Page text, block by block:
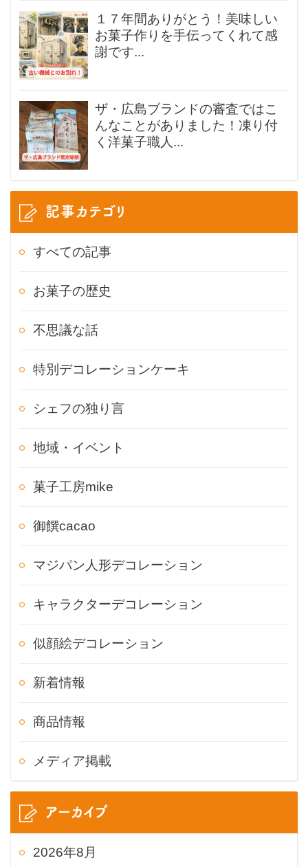
１７年間ありがとう！美味しい
お菓子作りを手伝ってくれて感
謝です...
ザ・広島ブランドの審査ではこ
んなことがありました！凍り付
く洋菓子職人...
記事カテゴリ
すべての記事
お菓子の歴史
不思議な話
特別デコレーションケーキ
シェフの独り言
地域・イベント
菓子工房mike
御饌cacao
マジパン人形デコレーション
キャラクターデコレーション
似顔絵デコレーション
新着情報
商品情報
メディア掲載
アーカイブ
2026年8月